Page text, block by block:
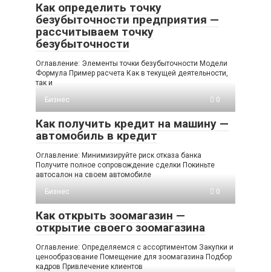
Как определить точку
безубыточности предприятия —
рассчитываем точку
безубыточности
Оглавление: Элементы точки безубыточности Модели
Формула Пример расчета Как в текущей деятельности,
так и
Бизнес
0
Как получить кредит на машину —
автомобиль в кредит
Оглавление: Минимизируйте риск отказа банка
Получите полное сопровождение сделки Покиньте
автосалон на своем автомобиле
Бизнес
0
Как открыть зоомагазин —
открытие своего зоомагазина
Оглавление: Определяемся с ассортиментом Закупки и
ценообразование Помещение для зоомагазина Подбор
кадров Привлечение клиентов